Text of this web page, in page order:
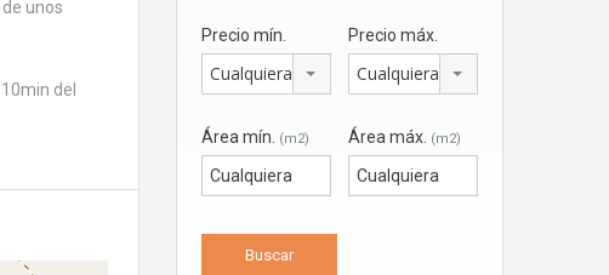
unos
del
Precio mín.
Cualquiera
Precio máx.
Cualquiera
Área mín. (m2) Área máx. (m2)